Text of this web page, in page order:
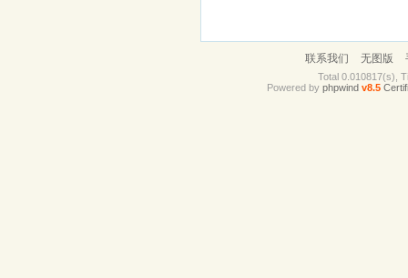
联系我们 无图版
Total 0.010817(s),
Powered by phpwind v8.5